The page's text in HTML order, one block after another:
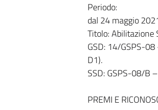
Periodo:
dal 24 maggio
Titolo: Abilitazione
GSD: 14/GSPS-
D1).
SSD: GSPS-08/B
PREMI E